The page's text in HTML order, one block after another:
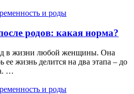
и роды
родов: какая норма?
в жизни любой женщины. Она
ее жизнь делится на два этапа – до
…
и роды